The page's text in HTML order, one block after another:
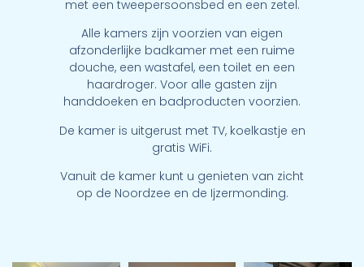
met een tweepersoonsbed en een zetel.
Alle kamers zijn voorzien van eigen
afzonderlijke badkamer met een ruime
douche, een wastafel, een toilet en een
haardroger. Voor alle gasten zijn
handdoeken en badproducten voorzien.
De kamer is uitgerust met TV, koelkastje en
gratis WiFi.
Vanuit de kamer kunt u genieten van zicht
op de Noordzee en de Ijzermonding.